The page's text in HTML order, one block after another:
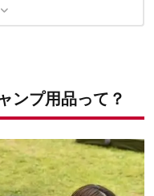
ブランケット
フ マットプラス
プグローブ
ンプ用品って？